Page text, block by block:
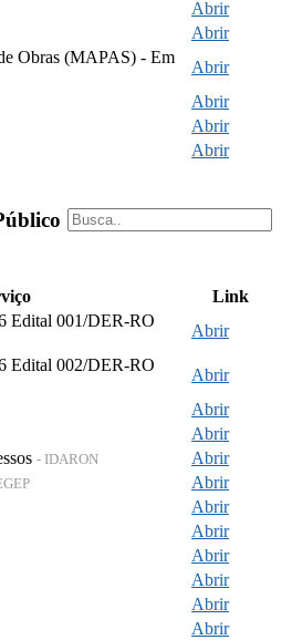
Abrir
Abrir
Obras (MAPAS) - Em
Abrir
Abrir
Abrir
Abrir
Link
Edital 001/DER-RO
Abrir
Edital 002/DER-RO
Abrir
Abrir
Abrir
- IDARON
Abrir
Abrir
Abrir
Abrir
Abrir
Abrir
Abrir
Abrir